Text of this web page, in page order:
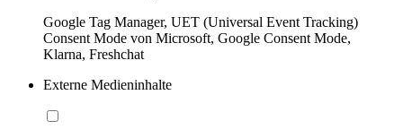
Google Tag Manager, UET (Universal Event Tracking)
Consent Mode von Microsoft, Google Consent Mode,
Klarna, Freshchat
Externe Medieninhalte